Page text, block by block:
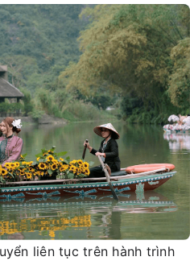
liên tục trên hành trình